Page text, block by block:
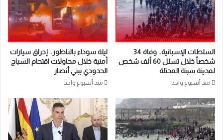
السلطات الإسبانية.. وفاة 34
شخصاً خلال تسلل 60 ألف شخص
لمدينة سبتة المحتلة
منذ أسبوع واحد
ليلة سوداء بالناظور.. إحراق سيارات
أمنية خلال محاولات اقتحام السياج
الحدودي ببني أنصار
منذ أسبوع واحد